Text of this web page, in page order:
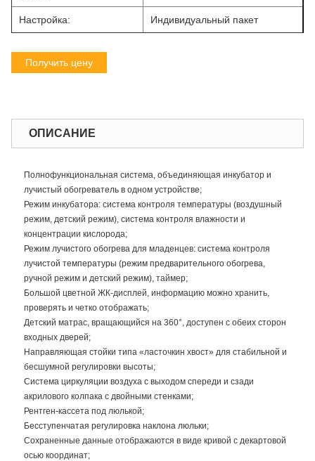
Настройка: Индивидуальный пакет
Получить цену
ОПИСАНИЕ
Полнофункциональная система, объединяющая инкубатор и
лучистый обогреватель в одном устройстве;
Режим инкубатора: система контроля температуры (воздушный
режим, детский режим), система контроля влажности и
концентрации кислорода;
Режим лучистого обогрева для младенцев: система контроля
лучистой температуры (режим предварительного обогрева,
ручной режим и детский режим), таймер;
Большой цветной ЖК-дисплей, информацию можно хранить,
проверять и четко отображать;
Детский матрас, вращающийся на 360°, доступен с обеих сторон
входных дверей;
Направляющая стойки типа «ласточкин хвост» для стабильной и
бесшумной регулировки высоты;
Система циркуляции воздуха с выходом спереди и сзади
акрилового колпака с двойными стенками;
Рентген-кассета под люлькой;
Бесступенчатая регулировка наклона люльки;
Сохраненные данные отображаются в виде кривой с декартовой
осью координат;